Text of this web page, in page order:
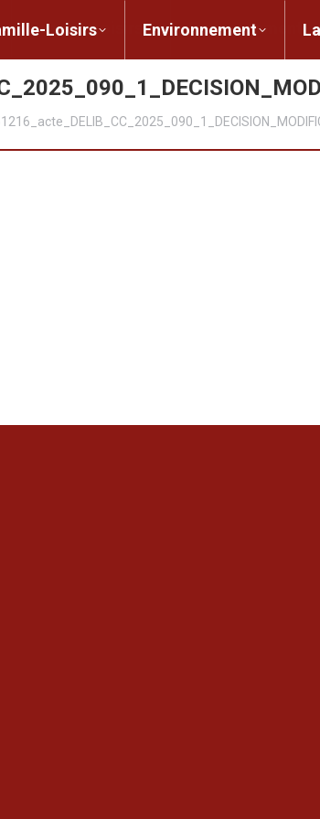
Famille-Loisirs Environnement
Loisirs Environnement